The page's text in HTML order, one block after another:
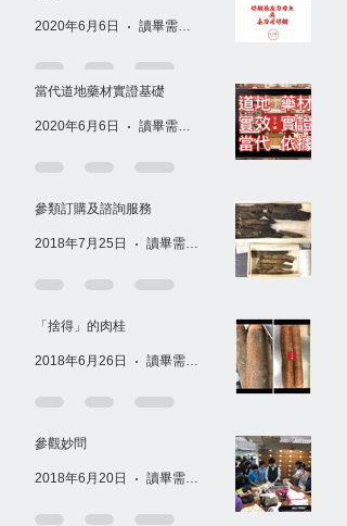
2020年6月6日 讀畢需時 1 分鐘
當代道地藥材實證基礎
2020年6月6日 讀畢需時 1 分鐘
參類訂購及諮詢服務
2018年7月25日 讀畢需時 1 分鐘
「捨得」的肉桂
2018年6月26日 讀畢需時 1 分鐘
參觀妙問
2018年6月20日 讀畢需時 1 分鐘